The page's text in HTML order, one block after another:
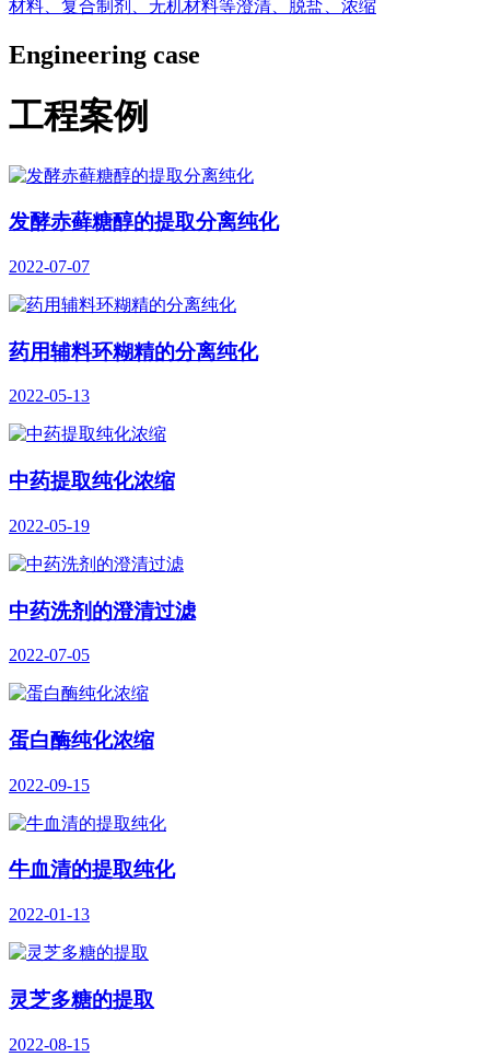
材料、复合制剂、无机材料等澄清、脱盐、浓缩
Engineering case
工程案例
发酵赤藓糖醇的提取分离纯化
2022-07-07
药用辅料环糊精的分离纯化
2022-05-13
中药提取纯化浓缩
2022-05-19
中药洗剂的澄清过滤
2022-07-05
蛋白酶纯化浓缩
2022-09-15
牛血清的提取纯化
2022-01-13
灵芝多糖的提取
2022-08-15